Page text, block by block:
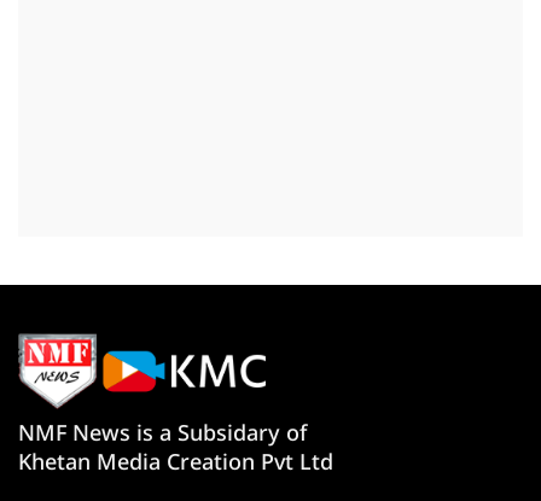
NMF News is a Subsidary of
Khetan Media Creation Pvt Ltd